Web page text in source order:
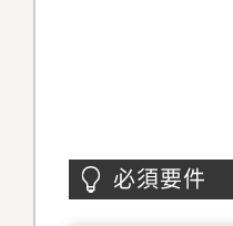
必須要件